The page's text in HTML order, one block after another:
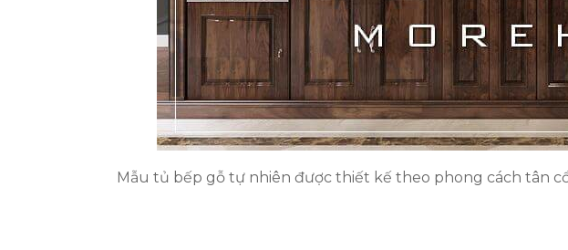
Mẫu tủ bếp gỗ tự nhiên được thiết kế theo phong cách tân